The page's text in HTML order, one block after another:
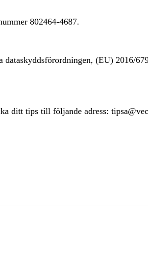
802464-4687.
dataskyddsförordningen, (EU) 2016/
ditt tips till följande adress: